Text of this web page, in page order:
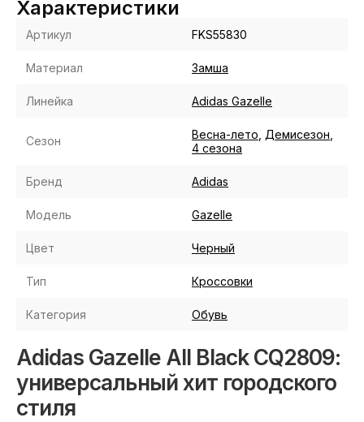
Характеристики
Артикул FKS55830
Материал Замша
Линейка Adidas Gazelle
Сезон Весна-лето Демисезон
4 сезона
Бренд Adidas
Модель Gazelle
Цвет Черный
Тип Кроссовки
Категория Обувь
Adidas Gazelle All Black CQ2809:
универсальный хит городского
стиля